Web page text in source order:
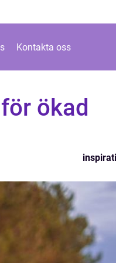
Kontakta oss
ökad